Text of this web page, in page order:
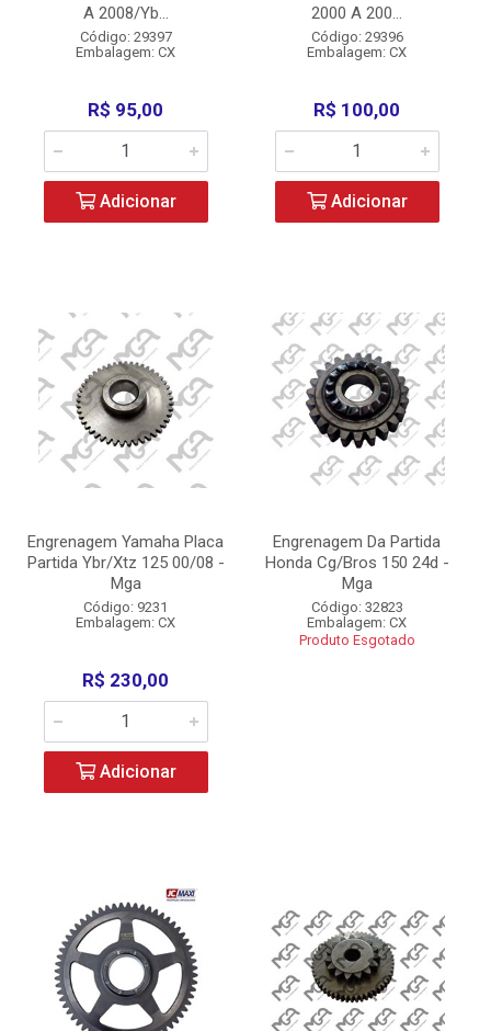
A 2008/Yb...
Código: 29397
Embalagem: CX
R$ 95,00
Adicionar
2000 A 200...
Código: 29396
Embalagem: CX
R$ 100,00
Adicionar
Engrenagem Yamaha Placa
Partida Ybr/Xtz 125 00/08 -
Mga
Código: 9231
Embalagem: CX
R$ 230,00
Adicionar
Engrenagem Da Partida
Honda Cg/Bros 150 24d -
Mga
Código: 32823
Embalagem: CX
Produto Esgotado